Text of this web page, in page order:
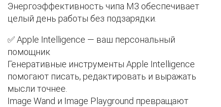
Энергоэффективность чипа M3 обеспечивает
целый день работы без подзарядки.
✅ Apple Intelligence — ваш персональный
помощник
Генеративные инструменты Apple Intelligence
помогают писать, редактировать и выражать
мысли точнее.
Image Wand и Image Playground превращают